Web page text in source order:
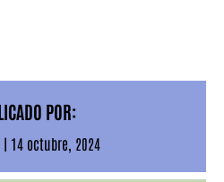
POR:
| 14 octubre, 2024